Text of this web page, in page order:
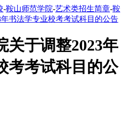
-鞍山师范学院-艺术类招生简章-鞍
书法学专业校考考试科目的公告
关于调整2023年
考考试科目的公